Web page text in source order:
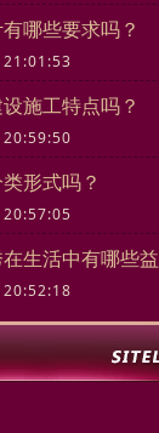
哪些要求吗？
施工特点吗？
形式吗？
生活中有哪些